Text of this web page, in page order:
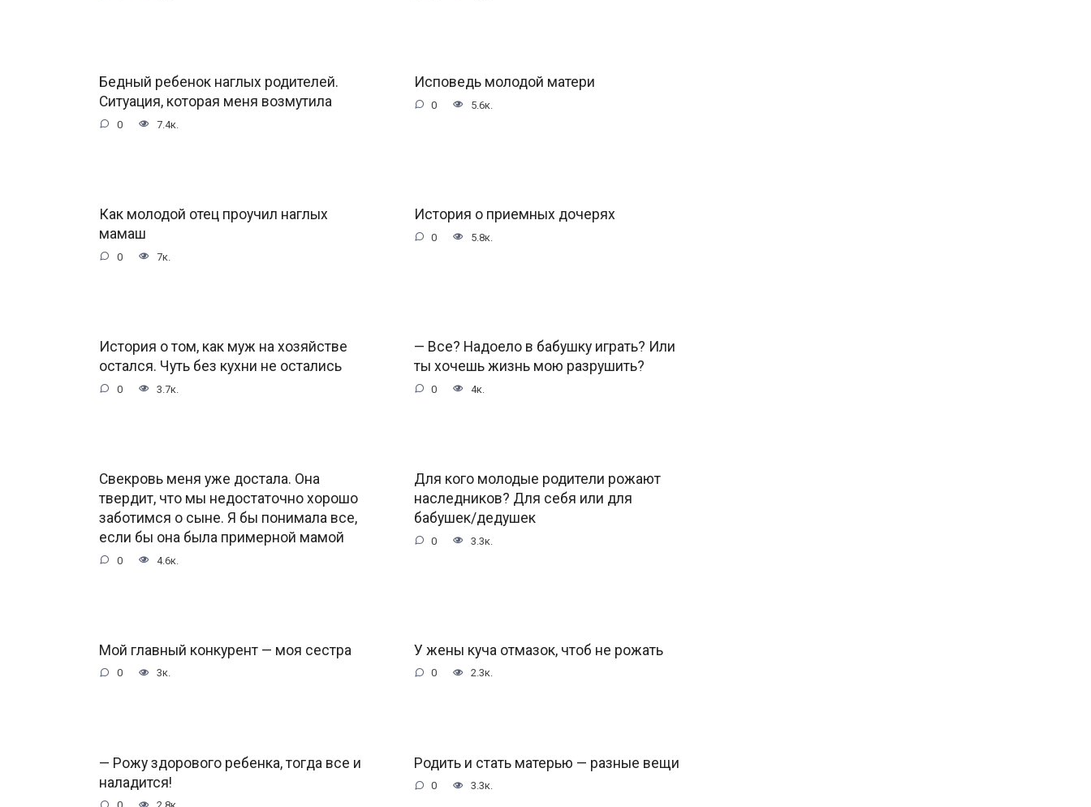
Бедный ребенок наглых родителей.
Ситуация, которая меня возмутила
0 7.4к.
Исповедь молодой матери
0 5.6к.
Как молодой отец проучил наглых
мамаш
0 7к.
История о приемных дочерях
0 5.8к.
История о том, как муж на хозяйстве
остался. Чуть без кухни не остались
0 3.7к.
— Все? Надоело в бабушку играть? Или
ты хочешь жизнь мою разрушить?
0 4к.
Свекровь меня уже достала. Она
твердит, что мы недостаточно хорошо
заботимся о сыне. Я бы понимала все,
если бы она была примерной мамой
0 4.6к.
Для кого молодые родители рожают
наследников? Для себя или для
бабушек/дедушек
0 3.3к.
Мой главный конкурент — моя сестра
0 3к.
У жены куча отмазок, чтоб не рожать
0 2.3к.
— Рожу здорового ребенка, тогда все и
наладится!
Родить и стать матерью — разные вещи
0 3.3к.